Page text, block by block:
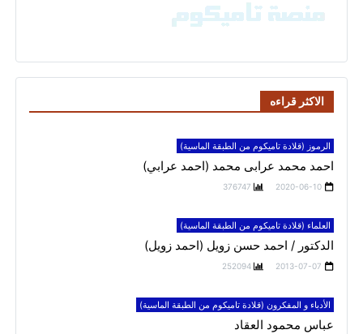
الاكثر قراءه
الرموز (قلادة تاميكوم من الطبقة الماسية)
احمد محمد عرابى محمد (احمد عرابي)
2020-06-10
376747
العلماء (قلادة تاميكوم من الطبقة الماسية)
الدكتور / احمد حسن زويل (احمد زويل)
2013-07-07
252094
الأدباء و المفكرون (قلادة تاميكوم من الطبقة الماسية)
عباس محمود العقاد